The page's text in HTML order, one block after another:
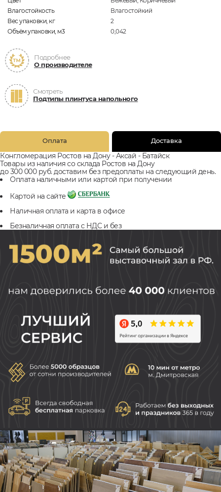
Влагостойкость
Влагостойкий
Вес упаковки, кг
2
Объём упаковки, м3
0,042
Подробнее
О производителе
Смотреть
Подтипы плинтуса напольного
Оплата Доставка
Конгломерация Ростов на Дону - Аксай - Батайск
Товары из наличия со склада Ростов на Дону
до 300 000 руб. доставим без предоплаты на следующий день.
Оплата наличными или картой при получении
Картой на сайте
Наличная оплата и карта в офисе
Безналичная оплата с НДС и без